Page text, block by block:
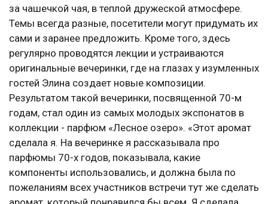
за чашечкой чая, в теплой дружеской атмосфере.
Темы всегда разные, посетители могут придумать их
сами и заранее предложить. Кроме того, здесь
регулярно проводятся лекции и устраиваются
оригинальные вечеринки, где на глазах у изумленных
гостей Элина создает новые композиции.
Результатом такой вечеринки, посвященной 70-м
годам, стал один из самых молодых экспонатов в
коллекции - парфюм «Лесное озеро». «Этот аромат
сделала я. На вечеринке я рассказывала про
парфюмы 70-х годов, показывала, какие
компоненты использовались, и должна была по
пожеланиям всех участников встречи тут же сделать